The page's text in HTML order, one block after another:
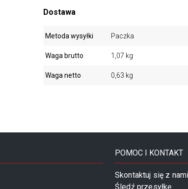
Dostawa
Metoda wysyłki Paczka
Waga brutto 1,07 kg
Waga netto 0,63 kg
POMOC I KONTAKT
Skontaktuj się z nami
Śledź przesyłkę